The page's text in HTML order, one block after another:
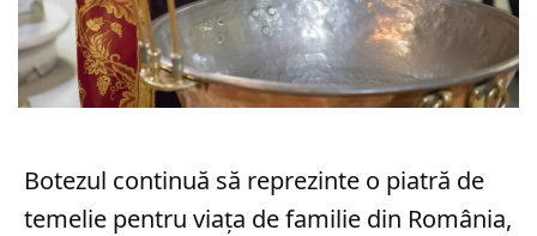
Botezul continuă să reprezinte o piatră de
temelie pentru viața de familie din România,